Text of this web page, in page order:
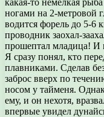
ногами на 2-метровой
водится форель до 5-6
проводник заохал-
прошептал младица! И
Я сразу понял, кто
плавниками. Сделав
заброс вверх по
носом у тайменя.
ему, и он нехотя,
впервые увидел